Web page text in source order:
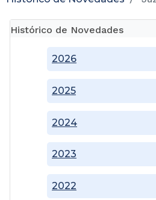
Histórico de Novedades
2022
2023
2024
2025
2026